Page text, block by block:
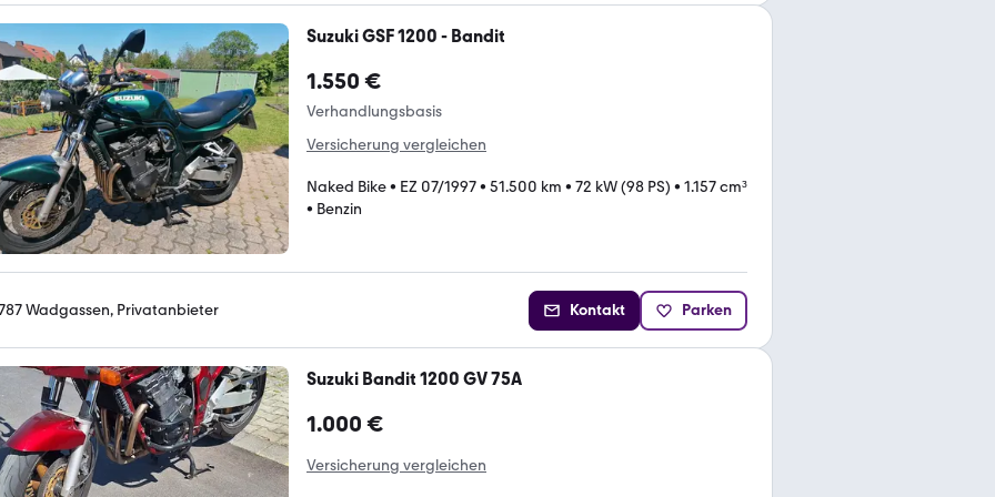
Suzuki GSF 1200 - Bandit
1.550 €
Verhandlungsbasis
Versicherung vergleichen
Naked Bike• EZ 07/1997• 51.500 km • 72 kW (98 PS) • 1.157 cm³
• Benzin
Wadgassen, Privatanbieter Kontakt Parken
Suzuki Bandit 1200 GV 75A
1.000 €
Versicherung vergleichen